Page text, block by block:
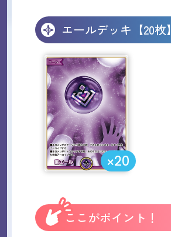
エールデッキ【20枚】
×20
ここがポイント！